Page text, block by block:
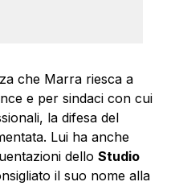
che Marra riesca a
e per sindaci con cui
la difesa del
Lui ha anche
dello Studio
il suo nome alla